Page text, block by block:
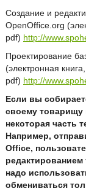
Создание и
OpenOffice.org
pdf) http://
Проектирование
(электронная книга,
pdf) http://
Если вы
своему товарищу
некоторая часть
Например,
Office,
надо
обмениваться